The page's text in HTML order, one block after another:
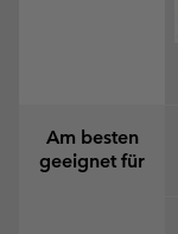
Am besten
geeignet für